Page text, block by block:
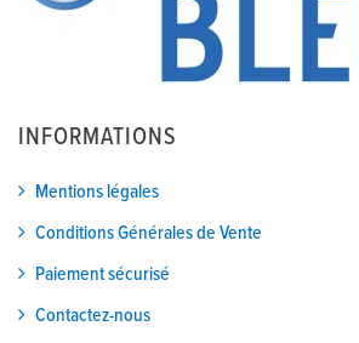
INFORMATIONS
Mentions légales
Conditions Générales de Vente
Paiement sécurisé
Contactez-nous